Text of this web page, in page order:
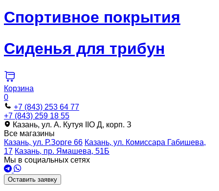
Спортивное покрытия
Сиденья для трибун
Корзина
0
+7 (843) 253 64 77
+7 (843) 259 18 55
Казань, ул. А. Кутуя IIO Д, корп. З
Все магазины
Казань, ул. Р.Зорге 66 Казань, ул. Комиссара Габишева,
17 Казань, пр. Ямашева, 51Б
Мы в социальных сетях
Оставить заявку